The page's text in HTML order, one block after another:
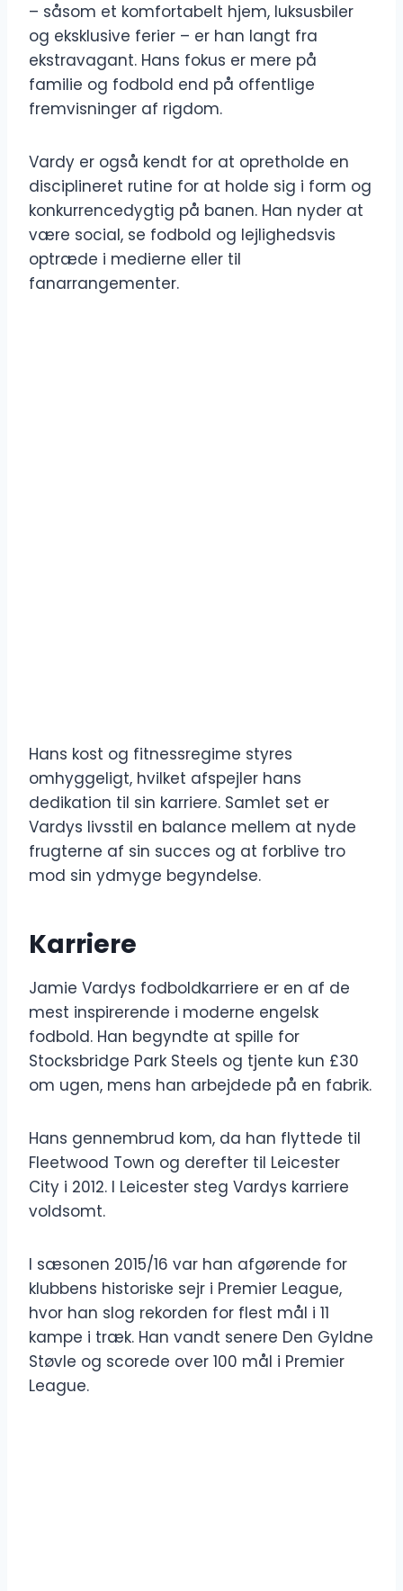
– såsom et komfortabelt hjem, luksusbiler
og eksklusive ferier – er han langt fra
ekstravagant. Hans fokus er mere på
familie og fodbold end på offentlige
fremvisninger af rigdom.
Vardy er også kendt for at opretholde en
disciplineret rutine for at holde sig i form og
konkurrencedygtig på banen. Han nyder at
være social, se fodbold og lejlighedsvis
optræde i medierne eller til
fanarrangementer.
Hans kost og fitnessregime styres
omhyggeligt, hvilket afspejler hans
dedikation til sin karriere. Samlet set er
Vardys livsstil en balance mellem at nyde
frugterne af sin succes og at forblive tro
mod sin ydmyge begyndelse.
Karriere
Jamie Vardys fodboldkarriere er en af ​​de
mest inspirerende i moderne engelsk
fodbold. Han begyndte at spille for
Stocksbridge Park Steels og tjente kun £30
om ugen, mens han arbejdede på en fabrik.
Hans gennembrud kom, da han flyttede til
Fleetwood Town og derefter til Leicester
City i 2012. I Leicester steg Vardys karriere
voldsomt.
I sæsonen 2015/16 var han afgørende for
klubbens historiske sejr i Premier League,
hvor han slog rekorden for flest mål i 11
kampe i træk. Han vandt senere Den Gyldne
Støvle og scorede over 100 mål i Premier
League.